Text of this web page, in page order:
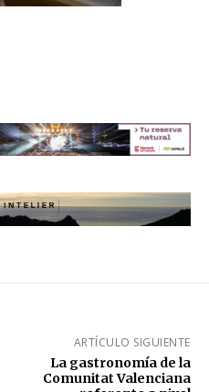
ARTÍCULO SIGUIENTE
La gastronomía de la
Comunitat Valenciana